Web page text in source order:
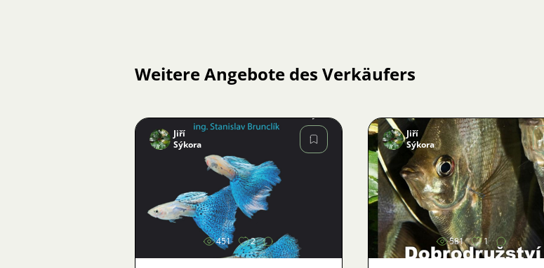
Weitere Angebote des Verkäufers
Bild
Jiří
Sýkora
451 2
Bild
Jiří
Sýkora
581 1